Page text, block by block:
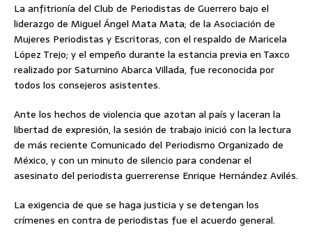
La anfitrionía del Club de Periodistas de Guerrero bajo el
liderazgo de Miguel Ángel Mata Mata; de la Asociación de
Mujeres Periodistas y Escritoras, con el respaldo de Maricela
López Trejo; y el empeño durante la estancia previa en Taxco
realizado por Saturnino Abarca Villada, fue reconocida por
todos los consejeros asistentes.
Ante los hechos de violencia que azotan al país y laceran la
libertad de expresión, la sesión de trabajo inició con la lectura
de más reciente Comunicado del Periodismo Organizado de
México, y con un minuto de silencio para condenar el
asesinato del periodista guerrerense Enrique Hernández Avilés.
La exigencia de que se haga justicia y se detengan los
crímenes en contra de periodistas fue el acuerdo general.